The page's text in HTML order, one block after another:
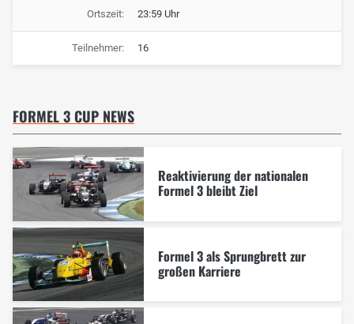
Ortszeit: 23:59 Uhr
Teilnehmer: 16
FORMEL 3 CUP NEWS
Reaktivierung der nationalen
Formel 3 bleibt Ziel
Formel 3 als Sprungbrett zur
großen Karriere